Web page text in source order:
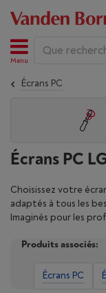
Menu
Écrans PC
Écrans PC
Choisissez votre
adaptés à tous les
Imaginés pour les
favorisant la
jeu immersive grâce
temps de réponse
Produits associés:
Écrans PC